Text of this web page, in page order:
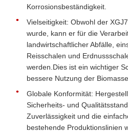
Korrosionsbeständigkeit.
Vielseitigkeit: Obwohl der
wurde, kann er für die
landwirtschaftlicher Abfälle,
Reisschalen und
werden.Dies ist ein wichtiger
bessere Nutzung der Biomasse..
Globale Konformität:
Sicherheits- und
Zuverlässigkeit und die
bestehende Produktionslinien